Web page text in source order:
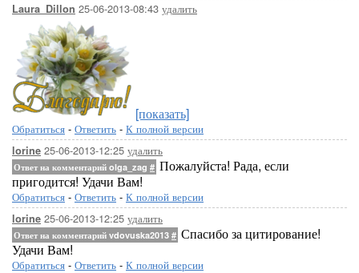
Laura_Dillon 25-06-2013-08:43 удалить
[показать]
Обратиться - Ответить - К полной версии
lorine 25-06-2013-12:25 удалить
Ответ на комментарий olga_zag # Пожалуйста! Рада, если
пригодится! Удачи Вам!
Обратиться - Ответить - К полной версии
lorine 25-06-2013-12:25 удалить
Ответ на комментарий vdovuska2013 # Спасибо за цитирование!
Удачи Вам!
Обратиться - Ответить - К полной версии